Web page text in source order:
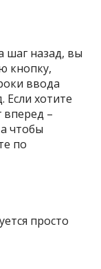
шаг назад, вы
кнопку,
ввода
Если хотите
вперед –
чтобы
по
просто